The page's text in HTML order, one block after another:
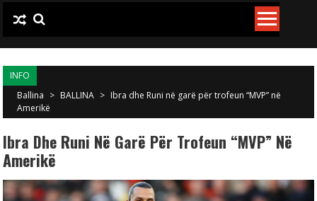
INFO
Ballina > BALLINA > Ibra dhe Runi në garë për trofeun “MVP” në
Amerikë
Ibra Dhe Runi Në Garë Për Trofeun “MVP” Në
Amerikë